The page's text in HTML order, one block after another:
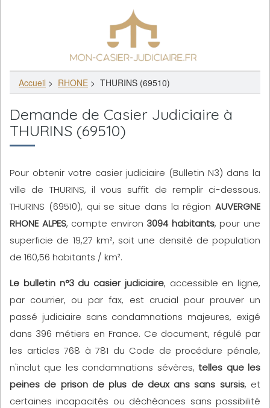
Accueil > RHONE > THURINS (69510)
Demande de Casier Judiciaire à
THURINS (69510)
Pour obtenir votre casier judiciaire (Bulletin N3) dans la
ville de THURINS, il vous suffit de remplir ci-dessous.
THURINS (69510), qui se situe dans la région AUVERGNE
RHONE ALPES, compte environ 3094 habitants, pour une
superficie de 19,27 km², soit une densité de population
de 160,56 habitants / km².
Le bulletin n°3 du casier judiciaire, accessible en ligne,
par courrier, ou par fax, est crucial pour prouver un
passé judiciaire sans condamnations majeures, exigé
dans 396 métiers en France. Ce document, régulé par
les articles 768 à 781 du Code de procédure pénale,
n'inclut que les condamnations sévères,telles que les
peines de prison de plus de deux ans sans sursis, et
certaines incapacités ou déchéances sans possibilité